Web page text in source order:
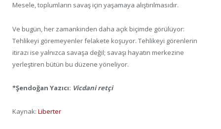
Mesele, toplumların savaş için yaşamaya alıştırılmasıdır.
Ve bugün, her zamankinden daha açık biçimde görülüyor:
Tehlikeyi göremeyenler felakete koşuyor. Tehlikeyi görenlerin
itirazı ise yalnızca savaşa değil; savaşı hayatın merkezine
yerleştiren bütün bu düzene yöneliyor.
*Şendoğan Yazıcı: Vicdani retçi
Kaynak: Liberter